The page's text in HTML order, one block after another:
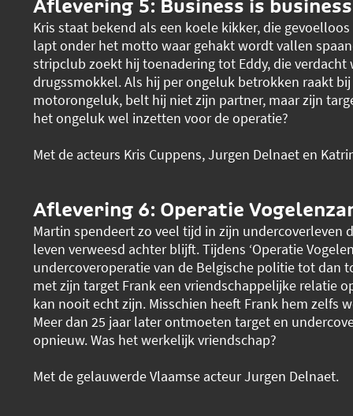
Aflevering 5: Business is business
Kris staat bekend als een koele kikker, die
lapt onder het motto waar gehakt wordt vallen
stripclub zoekt hij toenadering tot Eddy, die verdacht
drugssmokkel. Als hij per ongeluk betrokken raakt
motorongeluk, belt hij niet zijn partner, maar zijn
het ongeluk wel inzetten voor de operatie?
Met de acteurs Kris Cuppens, Jurgen Delnaet en
Aflevering 6: Operatie
Martin spendeert zo veel tijd in zijn undercoverleven
leven verweesd achter blijft. Tijdens ‘Operatie
undercoveroperatie van de Belgische politie tot dan
met zijn target Frank een vriendschappelijke relatie
kan nooit echt zijn. Misschien heeft Frank hem zelfs
Meer dan 25 jaar later ontmoeten target en
opnieuw. Was het werkelijk vriendschap?
Met de gelauwerde Vlaamse acteur Jurgen Delnaet.